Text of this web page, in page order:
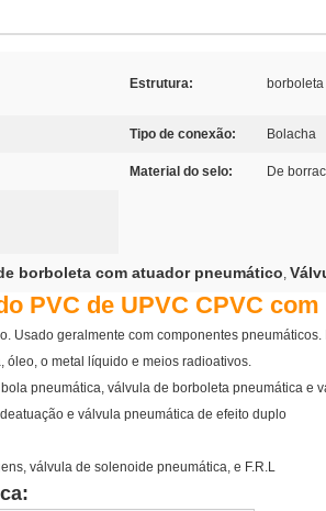
Estrutura: borboleta
Tipo de conexão: Bolacha
Material do selo: De
borboleta com atuador pneumático,
PVC de UPVC CPVC
geralmente com componentes
óleo, o metal líquido e meios radioativos.
pneumática, válvula de borboleta pneumática e
e válvula pneumática de efeito duplo
válvula de solenoide pneumática, e F.R.L